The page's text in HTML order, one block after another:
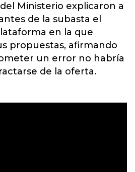
Ministerio explicaron a
de la subasta el
en la que
propuestas, afirmando
un error no habría
de la oferta.